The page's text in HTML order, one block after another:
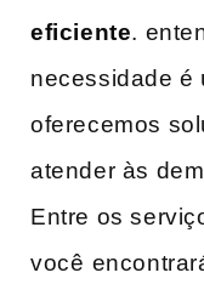
eficiente.
necessidade é‍
oferecemos
atender às
Entre os
você